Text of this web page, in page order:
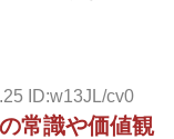
ID:w13JL/cv0
常識や価値観